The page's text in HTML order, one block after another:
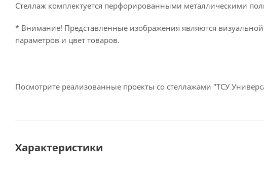
Стеллаж комплектуется перфорированными металлическими
* Внимание! Представленные изображения являются
параметров и цвет товаров.
Посмотрите реализованные проекты со стеллажами "ТСУ
Характеристики